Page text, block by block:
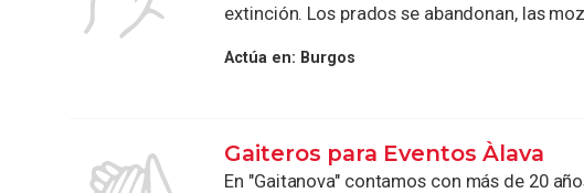
extinción. Los prados se abandonan, las
Actúa en: Burgos
Gaiteros para Eventos Àlava
En "Gaitanova" contamos con más de 20